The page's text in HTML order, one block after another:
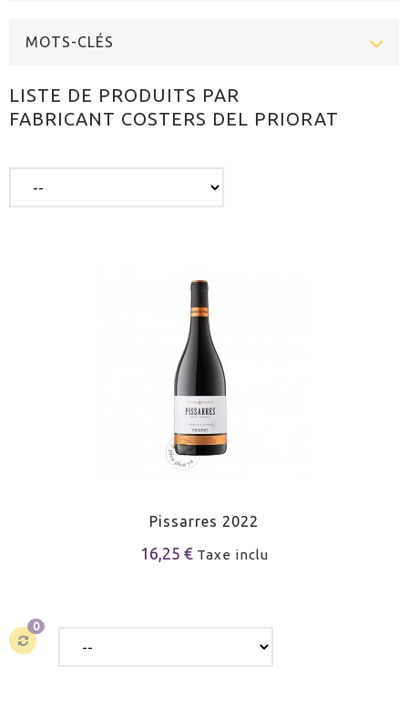
MOTS-CLÉS
LISTE DE PRODUITS PAR
FABRICANT COSTERS DEL PRIORAT
Pissarres 2022
16,25 € Taxe inclu
0